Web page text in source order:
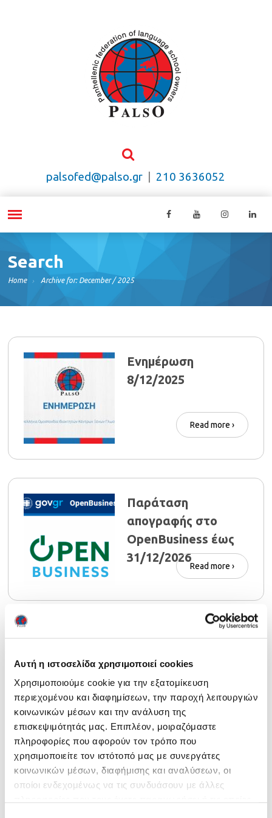
Αυτή η ιστοσελίδα χρησιμοποιεί cookies
Χρησιμοποιούμε cookie για την εξατομίκευση
περιεχομένου και διαφημίσεων, την παροχή λειτουργιών
κοινωνικών μέσων και την ανάλυση της
επισκεψιμότητάς μας. Επιπλέον, μοιραζόμαστε
πληροφορίες που αφορούν τον τρόπο που
χρησιμοποιείτε τον ιστότοπό μας με συνεργάτες
κοινωνικών μέσων, διαφήμισης και αναλύσεων, οι
οποίοι ενδεχομένως να τις συνδυάσουν με άλλες
palsofed@palso.gr 210 3636052
Search
Home Archive for: December / 2025
Ενημέρωση
8/12/2025
Read more ›
Παράταση
απογραφής στο
OpenBusiness έως
31/12/2026
Read more ›
συμμετοχής NOCN
για εμπρόθεσμους
υποψήφιους